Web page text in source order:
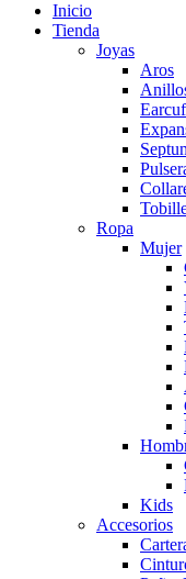
Inicio
Tienda
Joyas
Aros
Ropa
Mujer
Kids
Accesorios